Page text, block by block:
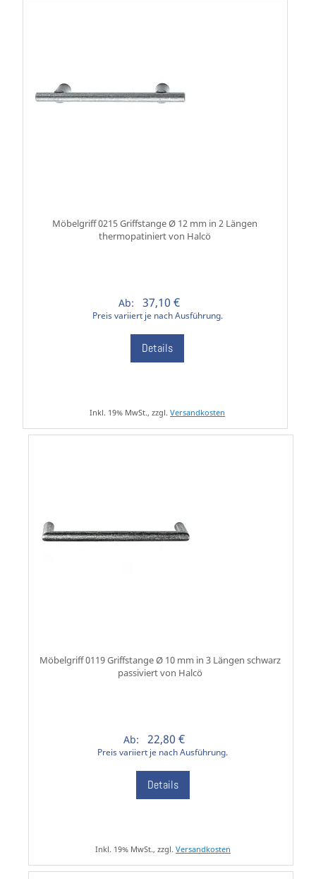
Möbelgriff 0215 Griffstange Ø 12 mm in 2 Längen
thermopatiniert von Halcö
Ab: 37,10 €
Preis variiert je nach Ausführung.
Details
Inkl. 19% MwSt., zzgl.Versandkosten
Möbelgriff 0119 Griffstange Ø 10 mm in 3 Längen schwarz
passiviert von Halcö
Ab: 22,80 €
Preis variiert je nach Ausführung.
Details
Inkl. 19% MwSt., zzgl. Versandkosten